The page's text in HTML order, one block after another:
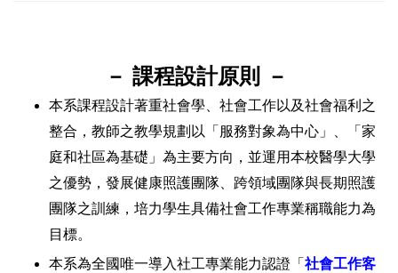
－ 課程設計原則 －
本系課程設計著重社會學、社會工作以及社會福利之
整合，教師之教學規劃以「服務對象為中心」、「家
庭和社區為基礎」為主要方向，並運用本校醫學大學
之優勢，發展健康照護團隊、跨領域團隊與長期照護
團隊之訓練，培力學生具備社會工作專業稱職能力為
目標。
本系為全國唯一導入社工專業能力認證「 社會工作客